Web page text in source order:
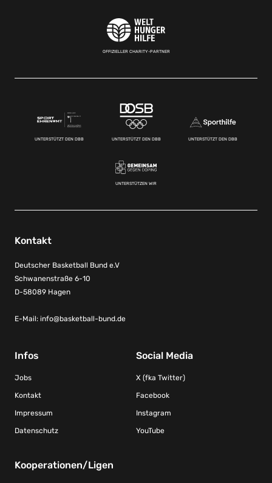
OFFIZIELLER CHARITY-PARTNER
UNTERSTÜTZT DEN DBB UNTERSTÜTZT DEN DBB UNTERSTÜTZT DEN DBB
UNTERSTÜTZEN WIR
Kontakt
Deutscher Basketball Bund e.V
Schwanenstraße 6-10
D-58089 Hagen
E-Mail: info@basketball-bund.de
Infos
Jobs
Kontakt
Impressum
Datenschutz
Social Media
X (fka Twitter)
Facebook
Instagram
YouTube
Kooperationen/Ligen